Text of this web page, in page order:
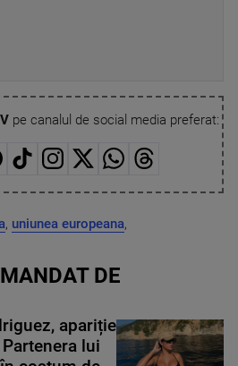
pe canalul de social media preferat:
, uniunea europeana,
DE
apariție
lui